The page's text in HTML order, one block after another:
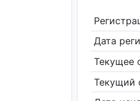
Дата
Текущее
Текущий